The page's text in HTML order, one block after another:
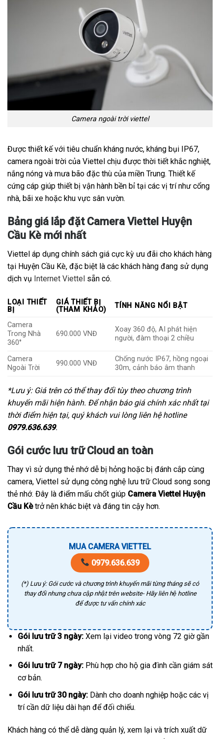
Camera ngoài trời viettel
Được thiết kế với tiêu chuẩn kháng nước, kháng bụi IP67,
camera ngoài trời của Viettel chịu được thời tiết khắc nghiệt,
nắng nóng và mưa bão đặc thù của miền Trung. Thiết kế
cứng cáp giúp thiết bị vận hành bền bỉ tại các vị trí như cổng
nhà, bãi xe hoặc khu vực sân vườn.
Bảng giá lắp đặt Camera Viettel Huyện
Cầu Kè mới nhất
Viettel áp dụng chính sách giá cực kỳ ưu đãi cho khách hàng
tại Huyện Cầu Kè, đặc biệt là các khách hàng đang sử dụng
dịch vụ Internet Viettel sẵn có.
LOẠI THIẾT
BỊ
GIÁ THIẾT BỊ
(THAM KHẢO)
TÍNH NĂNG NỔI BẬT
Camera
Trong Nhà
360°
690.000 VNĐ
Xoay 360 độ, AI phát hiện
người, đàm thoại 2 chiều
Camera
Ngoài Trời
990.000 VNĐ
Chống nước IP67, hồng ngoại
30m, cảnh báo âm thanh
*Lưu ý: Giá trên có thể thay đổi tùy theo chương trình
khuyến mãi hiện hành. Để nhận báo giá chính xác nhất tại
thời điểm hiện tại, quý khách vui lòng liên hệ hotline
0979.636.639.
Gói cước lưu trữ Cloud an toàn
Thay vì sử dụng thẻ nhớ dễ bị hỏng hoặc bị đánh cắp cùng
camera, Viettel sử dụng công nghệ lưu trữ Cloud song song
thẻ nhớ. Đây là điểm mấu chốt giúp Camera Viettel Huyện
Cầu Kètrở nên khác biệt và đáng tin cậy hơn.
MUA CAMERA VIETTEL
0979.636.639
(*) Lưu ý: Gói cước và chương trình khuyến mãi từng tháng sẽ có
thay đổi nhưng chưa cập nhật trên website- Hãy liên hệ hotline
để được tư vấn chính xác
Gói lưu trữ 3 ngày:Xem lại video trong vòng 72 giờ gần
nhất.
Gói lưu trữ 7 ngày:Phù hợp cho hộ gia đình cần giám sát
cơ bản.
Gói lưu trữ 30 ngày:Dành cho doanh nghiệp hoặc các vị
trí cần dữ liệu dài hạn để đối chiếu.
Khách hàng có thể dễ dàng quản lý, xem lại và trích xuất dữ